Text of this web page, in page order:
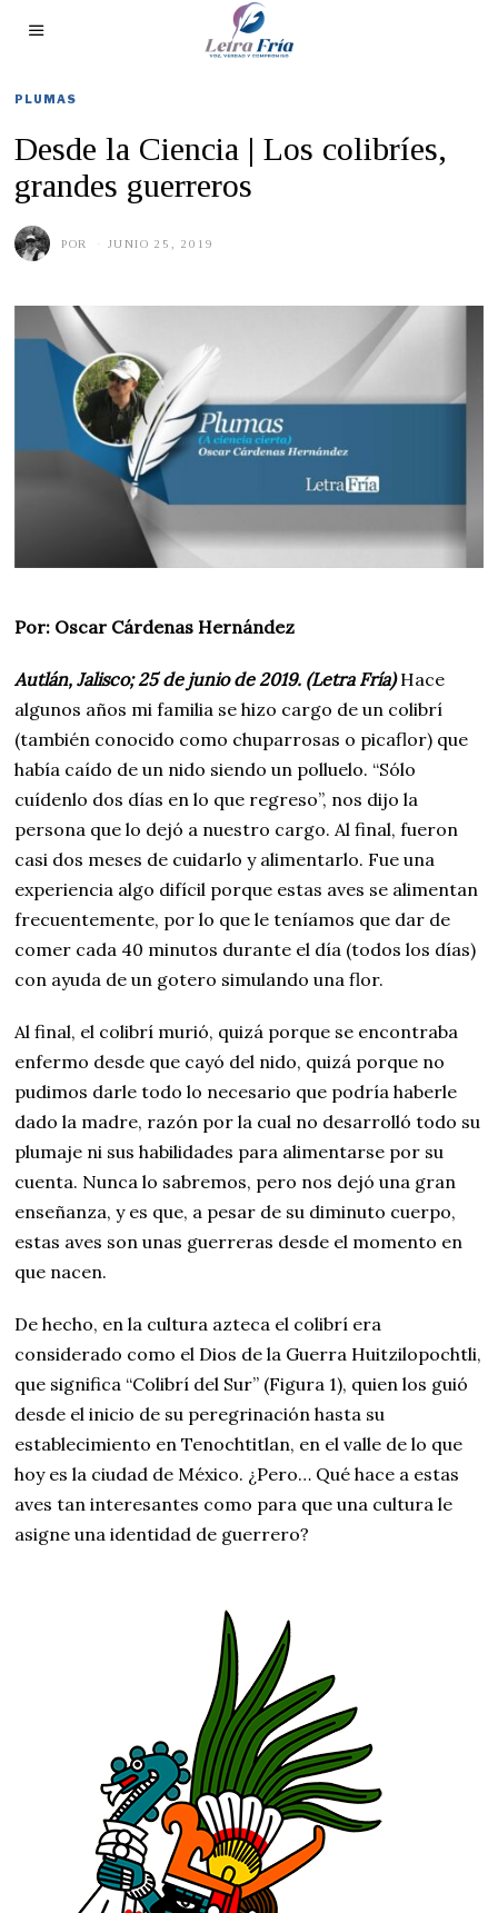
PLUMAS
Desde la Ciencia | Los colibríes,
grandes guerreros
POR JUNIO 25, 2019
O
1
9
Por: Oscar Cárdenas Hernández
Autlán, Jalisco; 25 de junio de 2019. (Letra Fría)Hace
algunos años mi familia se hizo cargo de un colibrí
(también conocido como chuparrosas o picaflor) que
había caído de un nido siendo un polluelo. “Sólo
cuídenlo dos días en lo que regreso”, nos dijo la
persona que lo dejó a nuestro cargo. Al final, fueron
casi dos meses de cuidarlo y alimentarlo. Fue una
experiencia algo difícil porque estas aves se alimentan
frecuentemente, por lo que le teníamos que dar de
comer cada 40 minutos durante el día (todos los días)
con ayuda de un gotero simulando una flor.
Al final, el colibrí murió, quizá porque se encontraba
enfermo desde que cayó del nido, quizá porque no
pudimos darle todo lo necesario que podría haberle
dado la madre, razón por la cual no desarrolló todo su
plumaje ni sus habilidades para alimentarse por su
cuenta. Nunca lo sabremos, pero nos dejó una gran
enseñanza, y es que, a pesar de su diminuto cuerpo,
estas aves son unas guerreras desde el momento en
que nacen.
De hecho, en la cultura azteca el colibrí era
considerado como el Dios de la Guerra Huitzilopochtli,
que significa “Colibrí del Sur” (Figura 1), quien los guió
desde el inicio de su peregrinación hasta su
establecimiento en Tenochtitlan, en el valle de lo que
hoy es la ciudad de México. ¿Pero… Qué hace a estas
aves tan interesantes como para que una cultura le
asigne una identidad de guerrero?